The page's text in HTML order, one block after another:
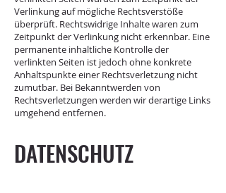
Verlinkung auf mögliche Rechtsverstöße
überprüft. Rechtswidrige Inhalte waren zum
Zeitpunkt der Verlinkung nicht erkennbar. Eine
permanente inhaltliche Kontrolle der
verlinkten Seiten ist jedoch ohne konkrete
Anhaltspunkte einer Rechtsverletzung nicht
zumutbar. Bei Bekanntwerden von
Rechtsverletzungen werden wir derartige Links
umgehend entfernen.
DATENSCHUTZ